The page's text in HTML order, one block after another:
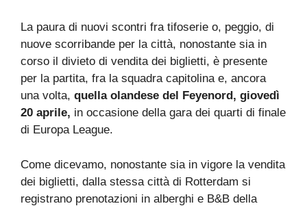
La paura di nuovi scontri fra tifoserie o, peggio, di
nuove scorribande per la città, nonostante sia in
corso il divieto di vendita dei biglietti, è presente
per la partita, fra la squadra capitolina e, ancora
una volta, quella olandese del Feyenord, giovedì
20 aprile, in occasione della gara dei quarti di finale
di Europa League.
Come dicevamo, nonostante sia in vigore la vendita
dei biglietti, dalla stessa città di Rotterdam si
registrano prenotazioni in alberghi e B&B della